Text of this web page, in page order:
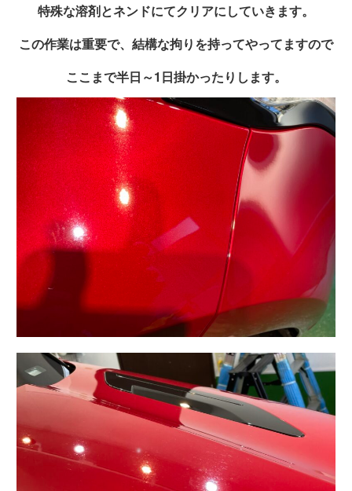
特殊な溶剤とネンドにてクリアにしていきます。
この作業は重要で、結構な拘りを持ってやってますので
ここまで半日～1日掛かったりします。